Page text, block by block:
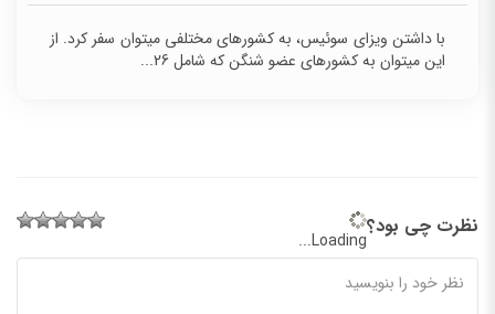
با داشتن ویزای سوئیس، به کشورهای مختلفی میتوان سفر کرد. از
این میتوان به کشورهای عضو شنگن که شامل 26...
نظرت چی بود؟
Loading...